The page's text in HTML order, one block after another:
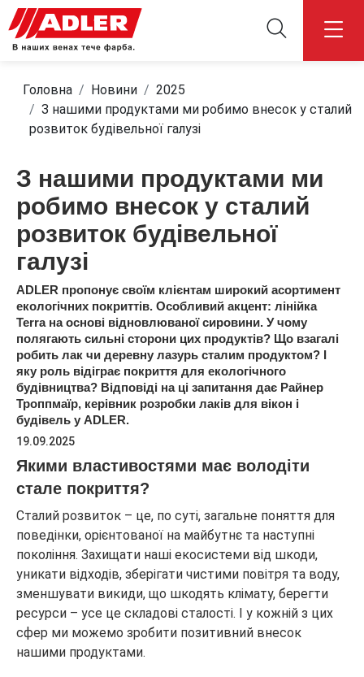
Головна Новини
2025
З нашими продуктами ми робимо внесок у сталий
розвиток будівельної галузі
З нашими продуктами ми
робимо внесок у сталий
розвиток будівельної
галузі
ADLER пропонує своїм клієнтам широкий асортимент
екологічних покриттів. Особливий акцент: лінійка
Terra на основі відновлюваної сировини. У чому
полягають сильні сторони цих продуктів? Що взагалі
робить лак чи деревну лазурь сталим продуктом? І
яку роль відіграє покриття для екологічного
будівництва? Відповіді на ці запитання дає Райнер
Троппмаїр, керівник розробки лаків для вікон і
будівель у ADLER.
19.09.2025
Якими властивостями має володіти
стале покриття?
Сталий розвиток – це, по суті, загальне поняття для
поведінки, орієнтованої на майбутнє та наступні
покоління. Захищати наші екосистеми від шкоди,
уникати відходів, зберігати чистими повітря та воду,
зменшувати викиди, що шкодять клімату, берегти
ресурси – усе це складові сталості. І у кожній з цих
сфер ми можемо зробити позитивний внесок
нашими продуктами.